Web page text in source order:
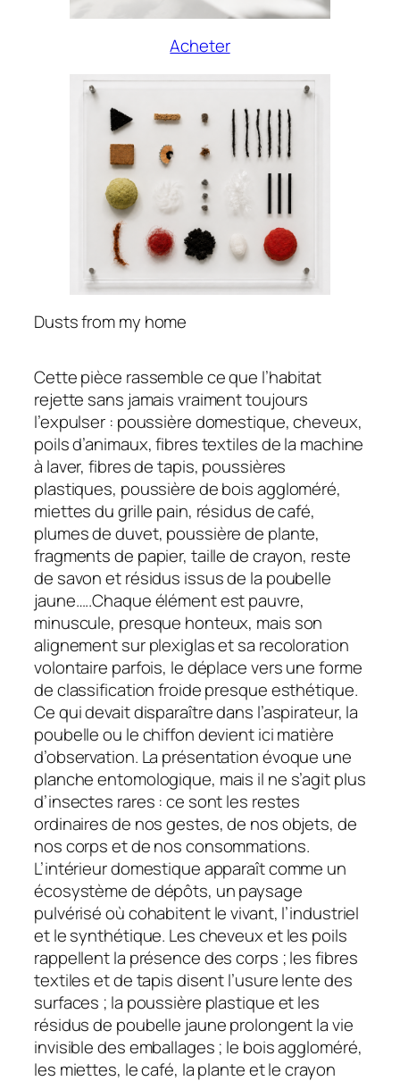
Acheter
Dusts from my home
Cette pièce rassemble ce que l’habitat
rejette sans jamais vraiment toujours
l’expulser : poussière domestique, cheveux,
poils d’animaux, fibres textiles de la machine
à laver, fibres de tapis, poussières
plastiques, poussière de bois aggloméré,
miettes du grille pain, résidus de café,
plumes de duvet, poussière de plante,
fragments de papier, taille de crayon, reste
de savon et résidus issus de la poubelle
jaune…..Chaque élément est pauvre,
minuscule, presque honteux, mais son
alignement sur plexiglas et sa recoloration
volontaire parfois, le déplace vers une forme
de classification froide presque esthétique.
Ce qui devait disparaître dans l’aspirateur, la
poubelle ou le chiffon devient ici matière
d’observation. La présentation évoque une
planche entomologique, mais il ne s’agit plus
d’insectes rares : ce sont les restes
ordinaires de nos gestes, de nos objets, de
nos corps et de nos consommations.
L’intérieur domestique apparaît comme un
écosystème de dépôts, un paysage
pulvérisé où cohabitent le vivant, l’industriel
et le synthétique. Les cheveux et les poils
rappellent la présence des corps ; les fibres
textiles et de tapis disent l’usure lente des
surfaces ; la poussière plastique et les
résidus de poubelle jaune prolongent la vie
invisible des emballages ; le bois aggloméré,
les miettes, le café, la plante et le crayon